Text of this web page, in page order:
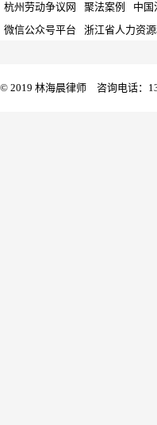
杭州劳动争议网
聚法案例 中国
微信公众号平台
浙江省人力资
© 2019 林海晨律师 咨询电话：